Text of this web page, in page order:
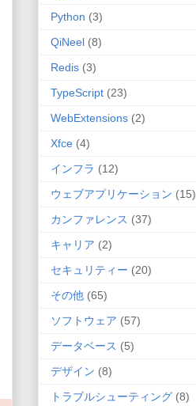
Python (3)
QiNeel (8)
Redis (3)
TypeScript (23)
WebExtensions (2)
Xfce (4)
インフラ (12)
ウェブアプリケーション (15)
カンファレンス (37)
キャリア (2)
セキュリティー (20)
その他 (65)
ソフトウェア (57)
データベース (5)
デザイン (8)
トラブルシューティング (8)